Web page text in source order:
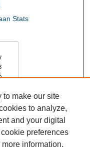
Stats
to make our site
to analyze,
and your digital
preferences
more information,